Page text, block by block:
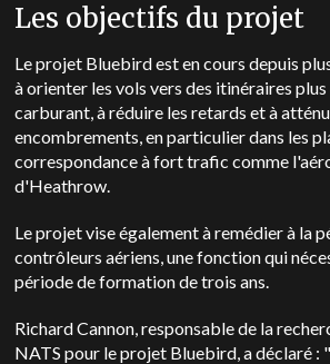
Les objectifs du projet
Le projet Bluebird est en cours depuis
à orienter les vols vers des itinéraires
carburant, à réduire les retards et à
encombrements, en particulier dans les
correspondance à fort trafic comme
d'Heathrow.
Le projet vise également à remédier à la
contrôleurs aériens, une fonction qui
période de formation de trois ans.
Richard Cannon, responsable de la
NATS pour le projet Bluebird, a déclaré :